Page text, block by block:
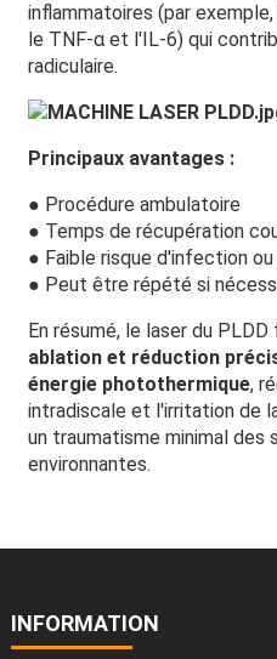
inflammatoires (par
le TNF-α et l'IL-6) qui
radiculaire.
Principaux avantages :
● Procédure ambulatoire
● Temps de récupération
● Faible risque d'infection
● Peut être répété si
En résumé, le laser du
ablation et réduction
énergie photothermique,
intradiscale et l'irritation de
un traumatisme minimal des
environnantes.
INFORMATION